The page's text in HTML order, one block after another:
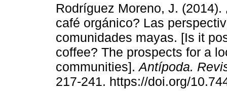
Rodríguez Moreno, J.
café orgánico? Las
comunidades mayas. [Is it
coffee? The prospects for a
communities].Antípoda.
217-241. https://doi.org/